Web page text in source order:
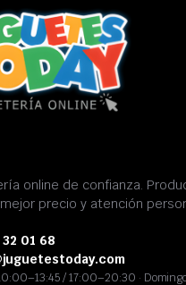
online de confianza.
precio y atención
01 68
/ 17:00–20:30 ·